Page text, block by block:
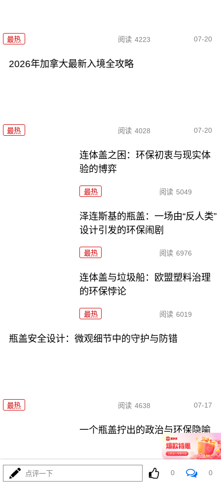
最热 阅读 4223 07-20
2026年加拿大最新入境全攻略
最热 阅读 4028 07-20
连体盖之困：环保初衷与现实体
验的博弈
最热 阅读 5049
泽连斯基的瓶盖：一场由“反人类”
设计引发的环保闹剧
最热 阅读 6976
连体盖与垃圾船：欧盟塑料治理
的环保悖论
最热 阅读 6019
瓶盖安全设计：微观细节中的守护与防错
最热 阅读 4638 07-17
一个瓶盖拧出的政治与环保隐喻
最热 5081
点评一下 0 0